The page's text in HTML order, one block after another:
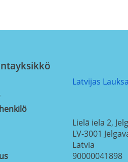
Latvijas
Lielā iela 2,
LV-3001
Latvia
90000041898